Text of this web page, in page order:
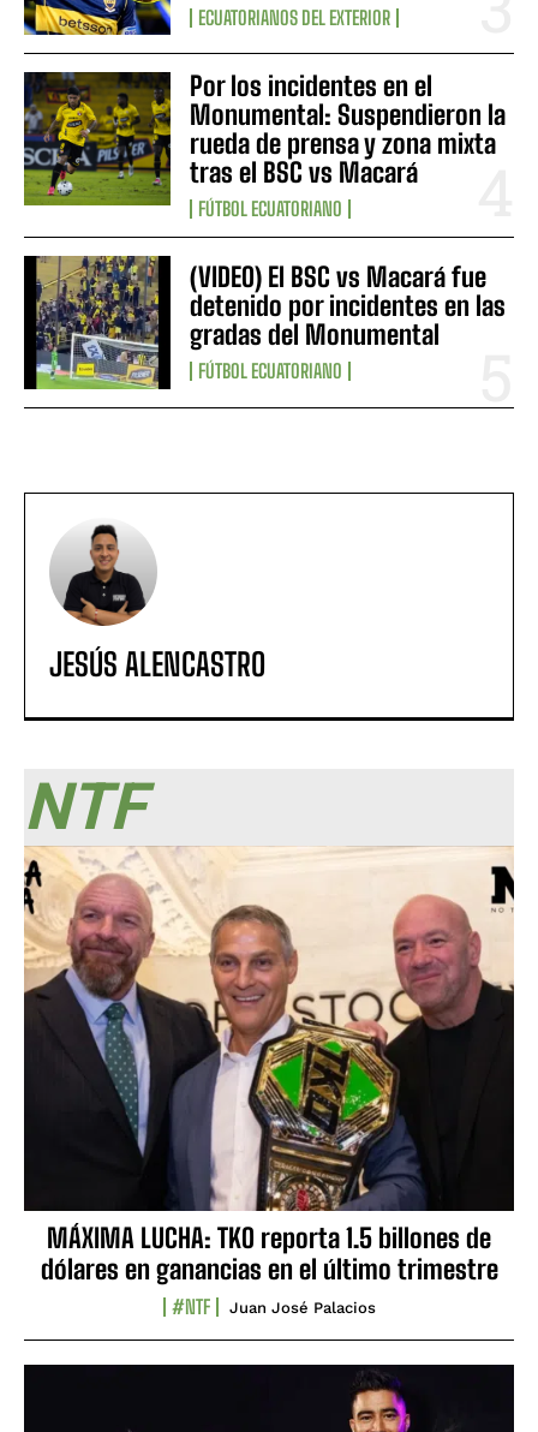
ECUATORIANOS DEL EXTERIOR
Por los incidentes en el
Monumental: Suspendieron la
rueda de prensa y zona mixta
tras el BSC vs Macará
FÚTBOL ECUATORIANO
(VIDEO) El BSC vs Macará fue
detenido por incidentes en las
gradas del Monumental
FÚTBOL ECUATORIANO
JESÚS ALENCASTRO
NTF
MÁXIMA LUCHA: TKO reporta 1.5 billones de
dólares en ganancias en el último trimestre
#NTF Juan José Palacios